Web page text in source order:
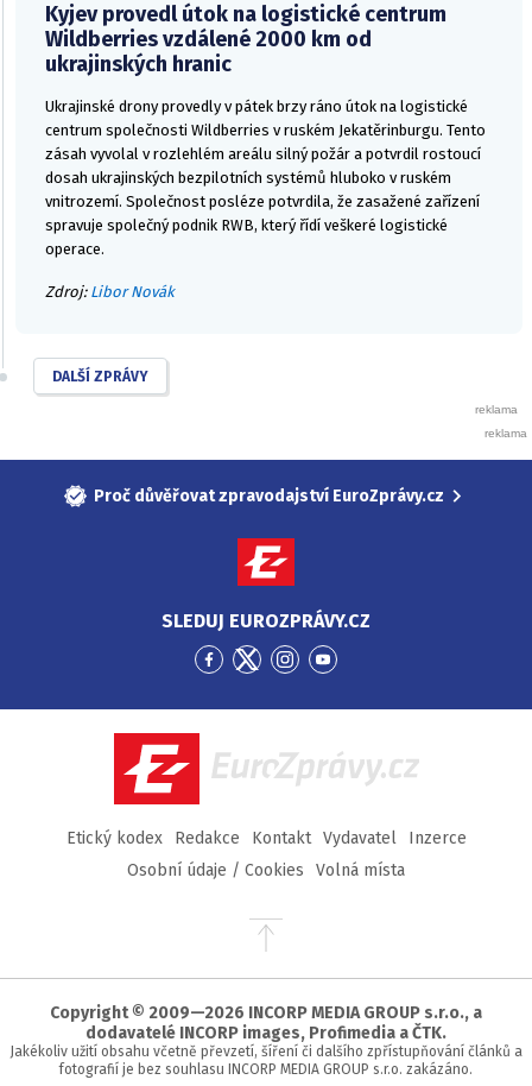
Kyjev provedl útok na logistické centrum
Wildberries vzdálené 2000 km od
ukrajinských hranic
Ukrajinské drony provedly v pátek brzy ráno útok na logistické
centrum společnosti Wildberries v ruském Jekatěrinburgu. Tento
zásah vyvolal v rozlehlém areálu silný požár a potvrdil rostoucí
dosah ukrajinských bezpilotních systémů hluboko v ruském
vnitrozemí. Společnost posléze potvrdila, že zasažené zařízení
spravuje společný podnik RWB, který řídí veškeré logistické
operace.
Zdroj: Libor Novák
DALŠÍ ZPRÁVY
Proč důvěřovat zpravodajství EuroZprávy.cz
SLEDUJ EUROZPRÁVY.CZ
Přejít
Facebook
Přejít
Twitter
Přejít
Instagram
Přejít
YouTube
EuroZprávy.cz
Etický kodex Redakce Kontakt Vydavatel
Inzerce
Osobní údaje / Cookies
Volná místa
Přejít
stránky
Copyright © 2009—2026 INCORP MEDIA GROUP s.r.o., a
dodavatelé INCORP images, Profimedia a ČTK.
Jakékoliv užití obsahu včetně převzetí, šíření či dalšího zpřístupňování článků a
fotografií je bez souhlasu INCORP MEDIA GROUP s.r.o. zakázáno.